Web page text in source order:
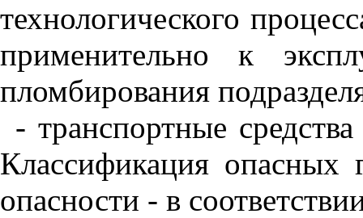
технологического
применительно к
пломбирования
- транспортные
Классификация опасных
опасности - в